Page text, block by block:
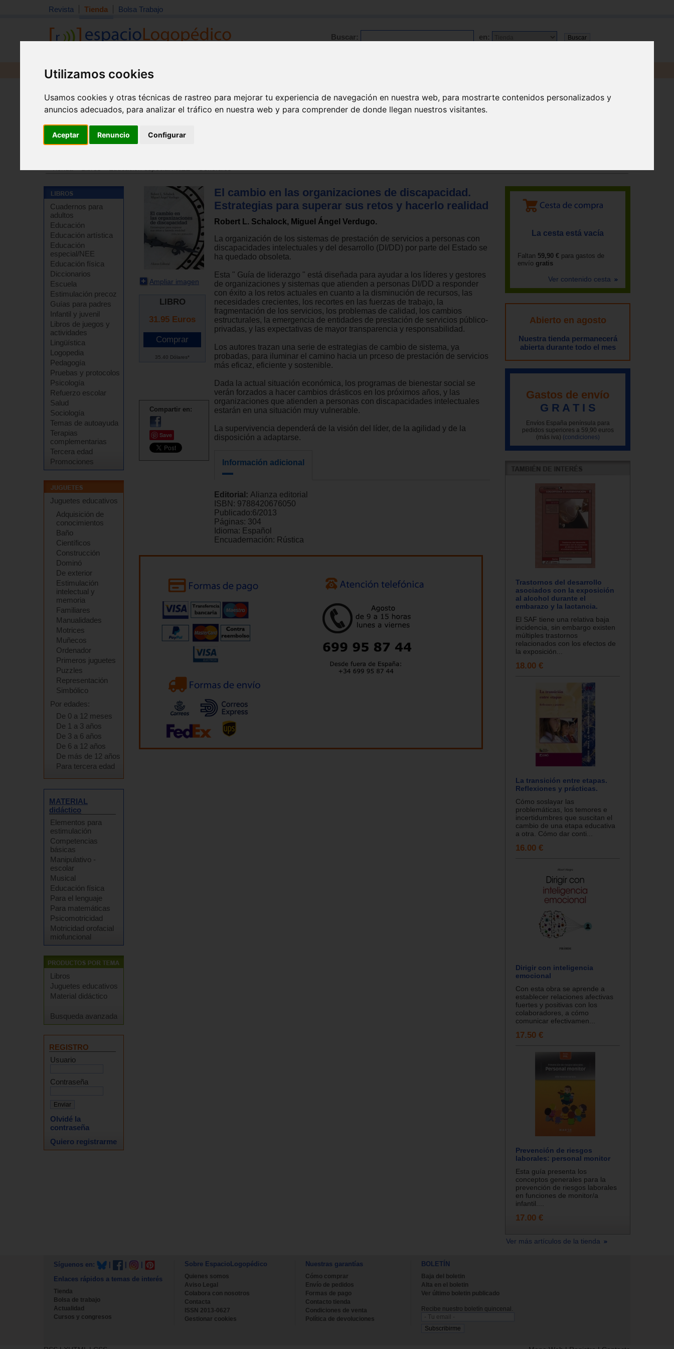
Utilizamos cookies
Usamos cookies y otras técnicas de rastreo para mejorar tu experiencia de navegación en nuestra web, para mostrarte contenidos personalizados y
anuncios adecuados, para analizar el tráfico en nuestra web y para comprender de donde llegan nuestros visitantes.
Aceptar Renuncio Configurar
Revista Tienda Bolsa Trabajo
Buscar: en:
Revista Libros Material
Cuadernos para
adultos
Educación
Educación artística
Educación
especial/NEE
Educación física
Diccionarios
Escuela
Estimulación precoz
Guías para padres
Infantil y juvenil
Libros de juegos y
actividades
Lingüística
Logopedia
Pedagogía
Pruebas y protocolos
Psicología
Refuerzo escolar
Salud
Sociología
Temas de autoayuda
Terapias
complementarias
Tercera edad
Promociones
Juguetes educativos
Adquisición de
conocimientos
Baño
Científicos
Construcción
Dominó
De exterior
Estimulación
intelectual y
memoria
Familiares
Manualidades
Motrices
Muñecos
Ordenador
Primeros juguetes
Puzzles
Representación
Simbólico
Por edades:
De 0 a 12 meses
De 1 a 3 años
De 3 a 6 años
De 6 a 12 años
De más de 12 años
Para tercera edad
MATERIAL
didáctico
Elementos para
estimulación
Competencias
básicas
Manipulativo -
escolar
Musical
Educación física
Para el lenguaje
Para matemáticas
Psicomotricidad
Motricidad orofacial
miofuncional
Libros
Juguetes educativos
Material didáctico
Busqueda avanzada
REGISTRO
Usuario
Contraseña
Olvidé la
contraseña
Quiero registrarme
Ampliar imagen
LIBRO
31.95 Euros
35.40 Dólares*
Compartir en:
Save
El cambio en las organizaciones de discapacidad.
Estrategias para superar sus retos y hacerlo realidad
Robert L. Schalock, Miguel Ángel Verdugo.
La organización de los sistemas de prestación de servicios a personas con
discapacidades intelectuales y del desarrollo (DI/DD) por parte del Estado se
ha quedado obsoleta.
Esta " Guía de liderazgo " está diseñada para ayudar a los líderes y gestores
de organizaciones y sistemas que atienden a personas DI/DD a responder
con éxito a los retos actuales en cuanto a la disminución de recursos, las
necesidades crecientes, los recortes en las fuerzas de trabajo, la
fragmentación de los servicios, los problemas de calidad, los cambios
estructurales, la emergencia de entidades de prestación de servicios público-
privadas, y las expectativas de mayor transparencia y responsabilidad.
Los autores trazan una serie de estrategias de cambio de sistema, ya
probadas, para iluminar el camino hacia un prceso de prestación de servicios
más eficaz, eficiente y sostenible.
Dada la actual situación económica, los programas de bienestar social se
verán forzados a hacer cambios drásticos en los próximos años, y las
organizaciones que atienden a personas con discapacidades intelectuales
estarán en una situación muy vulnerable.
La supervivencia dependerá de la visión del líder, de la agilidad y de la
disposición a adaptarse.
Información adicional
Editorial: Alianza editorial
ISBN: 9788420676050
Publicado:6/2013
Páginas: 304
Idioma: Español
Encuadernación: Rústica
La cesta está vacía
Faltan 59,90 € para gastos de
envío gratis
Ver contenido cesta
Abierto en agosto
Nuestra tienda permanecerá
abierta durante todo el mes
Gastos de envío
G R A T I S
Envíos España península para
pedidos superiores a 59,90 euros
(más iva) (condiciones)
Trastornos del desarrollo
asociados con la exposición
al alcohol durante el
embarazo y la lactancia.
El SAF tiene una relativa baja
incidencia, sin embargo existen
múltiples trastornos
relacionados con los efectos de
la exposición...
18.00 €
La transición entre etapas.
Reflexiones y prácticas.
Cómo soslayar las
problemáticas, los temores e
incertidumbres que suscitan el
cambio de una etapa educativa
a otra. Cómo dar conti...
16.00 €
Dirigir con inteligencia
emocional
Con esta obra se aprende a
establecer relaciones afectivas
fuertes y positivas con los
colaboradores, a cómo
comunicar efectivamen...
17.50 €
Prevención de riesgos
laborales: personal monitor
Esta guía presenta los
conceptos generales para la
prevención de riesgos laborales
en funciones de monitor/a
infantil....
17.00 €
Ver más artículos de la tienda
Síguenos en:
Enlaces rápidos a temas de interés
Tienda
Bolsa de trabajo
Actualidad
Cursos y congresos
Sobre EspacioLogopédico
Quienes somos
Aviso Legal
Colabora con nosotros
Contacta
ISSN 2013-0627
Gestionar cookies
Nuestras garantías
Cómo comprar
Envío de pedidos
Formas de pago
Contacto tienda
Condiciones de venta
Política de devoluciones
BOLETÍN
Baja del boletin
Alta en el boletin
Ver último boletin publicado
Recibe nuestro boletín quincenal.